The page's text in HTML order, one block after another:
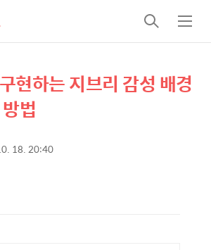
검
색
메
뉴
현하는 지브리 감성 배경
법
18. 20:40